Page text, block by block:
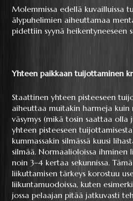
Molemmissa edellä kuvailluissa
älypuhelimien aiheuttamaa
pidettiin syynä heikentyneeseen
Yhteen paikkaan tuijottaminen
Staattinen yhteen pisteeseen
aiheuttaa muitakin harmeja kuin
väsymys (mikä tosin saattaa olla
yhteen pisteeseen
kummassakin silmässä kuusi
silmää. Normaalioloissa ihminen
noin 3–4 kertaa sekunnissa.
liikuttamisen tärkeys korostuu
liikuntamuodoissa, kuten
jossa pelaajan pitää jatkuvasti